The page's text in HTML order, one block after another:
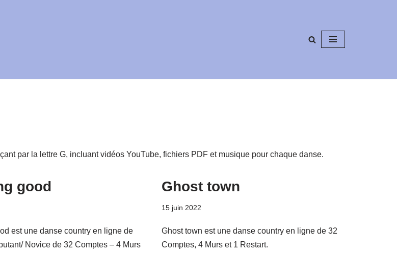
par la lettre G, incluant vidéos YouTube, fichiers PDF et musique pour chaque danse.
good
est une danse country en ligne de
Novice de 32 Comptes – 4 Murs
Ghost town
15 juin 2022
Ghost town est une danse country en ligne de 32
Comptes, 4 Murs et 1 Restart.